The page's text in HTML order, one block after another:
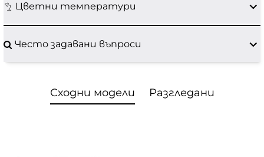
Цветни температури
Често задавани въпроси
Сходни модели Разгледани